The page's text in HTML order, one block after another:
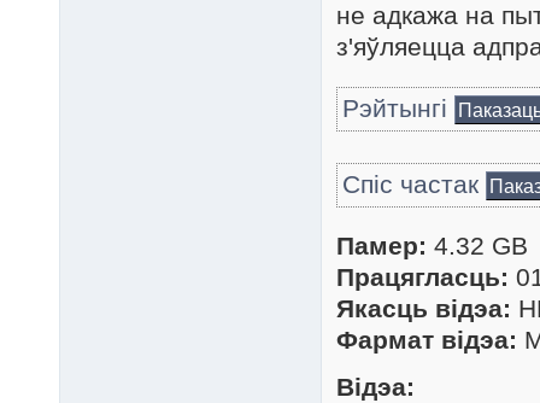
не адкажа на
з'яўляецца
Рэйтынгі
Спіс частак
Памер: 4.32 GB
Працягласць:
Якасць відэа:
Фармат відэа:
Відэа: